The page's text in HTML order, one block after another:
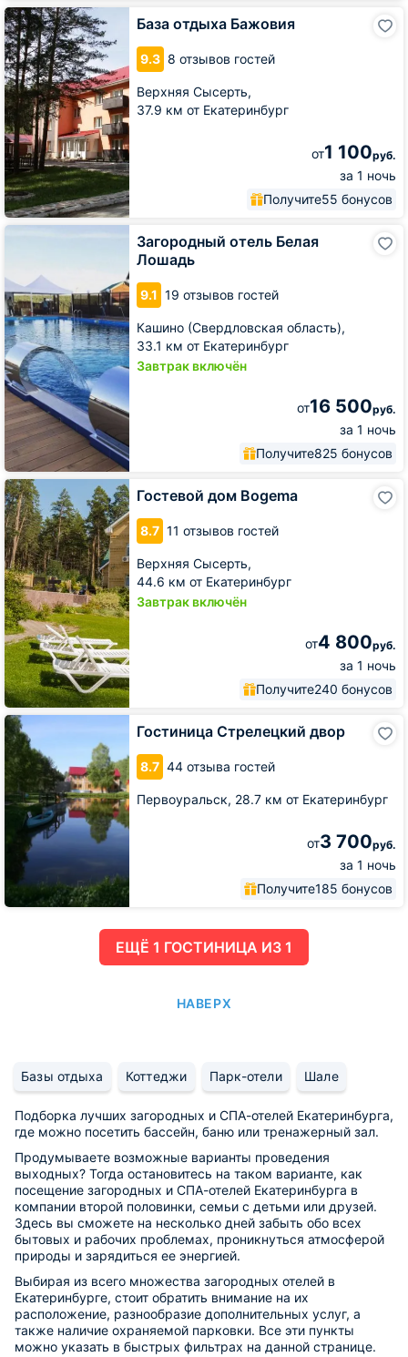
База отдыха Бажовия
9.3 8 отзывов гостей
Верхняя Сысерть,
37.9 км от Екатеринбург
от1 100руб.
за 1 ночь
Получите55 бонусов
База
отдыха
Бажовия
Загородный отель Белая
Лошадь
9.1 19 отзывов гостей
Кашино (Свердловская область),
33.1 км от Екатеринбург
Завтрак включён
от16 500руб.
за 1 ночь
Получите825 бонусов
Загородный
Лошадь
Гостевой дом Bogema
8.7 11 отзывов гостей
Верхняя Сысерть,
44.6 км от Екатеринбург
Завтрак включён
от4 800руб.
за 1 ночь
Получите240 бонусов
Гостевой
дом
Bogema
Гостиница Стрелецкий двор
8.7 44 отзыва гостей
Первоуральск, 28.7 км от Екатеринбург
от3 700руб.
за 1 ночь
Получите185 бонусов
Гостиница
Стрелецкий
двор
ЕЩË 1 ГОСТИНИЦА ИЗ 1
НАВЕРХ
Базы отдыха Коттеджи Парк-отели Шале
Подборка лучших загородных и СПА-отелей Екатеринбурга,
где можно посетить бассейн, баню или тренажерный зал.
Продумываете возможные варианты проведения
выходных? Тогда остановитесь на таком варианте, как
посещение загородных и СПА-отелей Екатеринбурга в
компании второй половинки, семьи с детьми или друзей.
Здесь вы сможете на несколько дней забыть обо всех
бытовых и рабочих проблемах, проникнуться атмосферой
природы и зарядиться ее энергией.
Выбирая из всего множества загородных отелей в
Екатеринбурге, стоит обратить внимание на их
расположение, разнообразие дополнительных услуг, а
также наличие охраняемой парковки. Все эти пункты
можно указать в быстрых фильтрах на данной странице.